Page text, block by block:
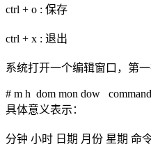
ctrl + o : 保存
ctrl + x : 退出
系统打开一个编辑窗口，第
# m h dom mon dow command
具体意义表示：
分钟 小时 日期 月份 星期 命